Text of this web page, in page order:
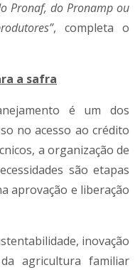
Pronaf, do Pronamp ou
, completa o
a safra
é um dos
no acesso ao crédito
a organização de
são etapas
aprovação e liberação
inovação
agricultura familiar